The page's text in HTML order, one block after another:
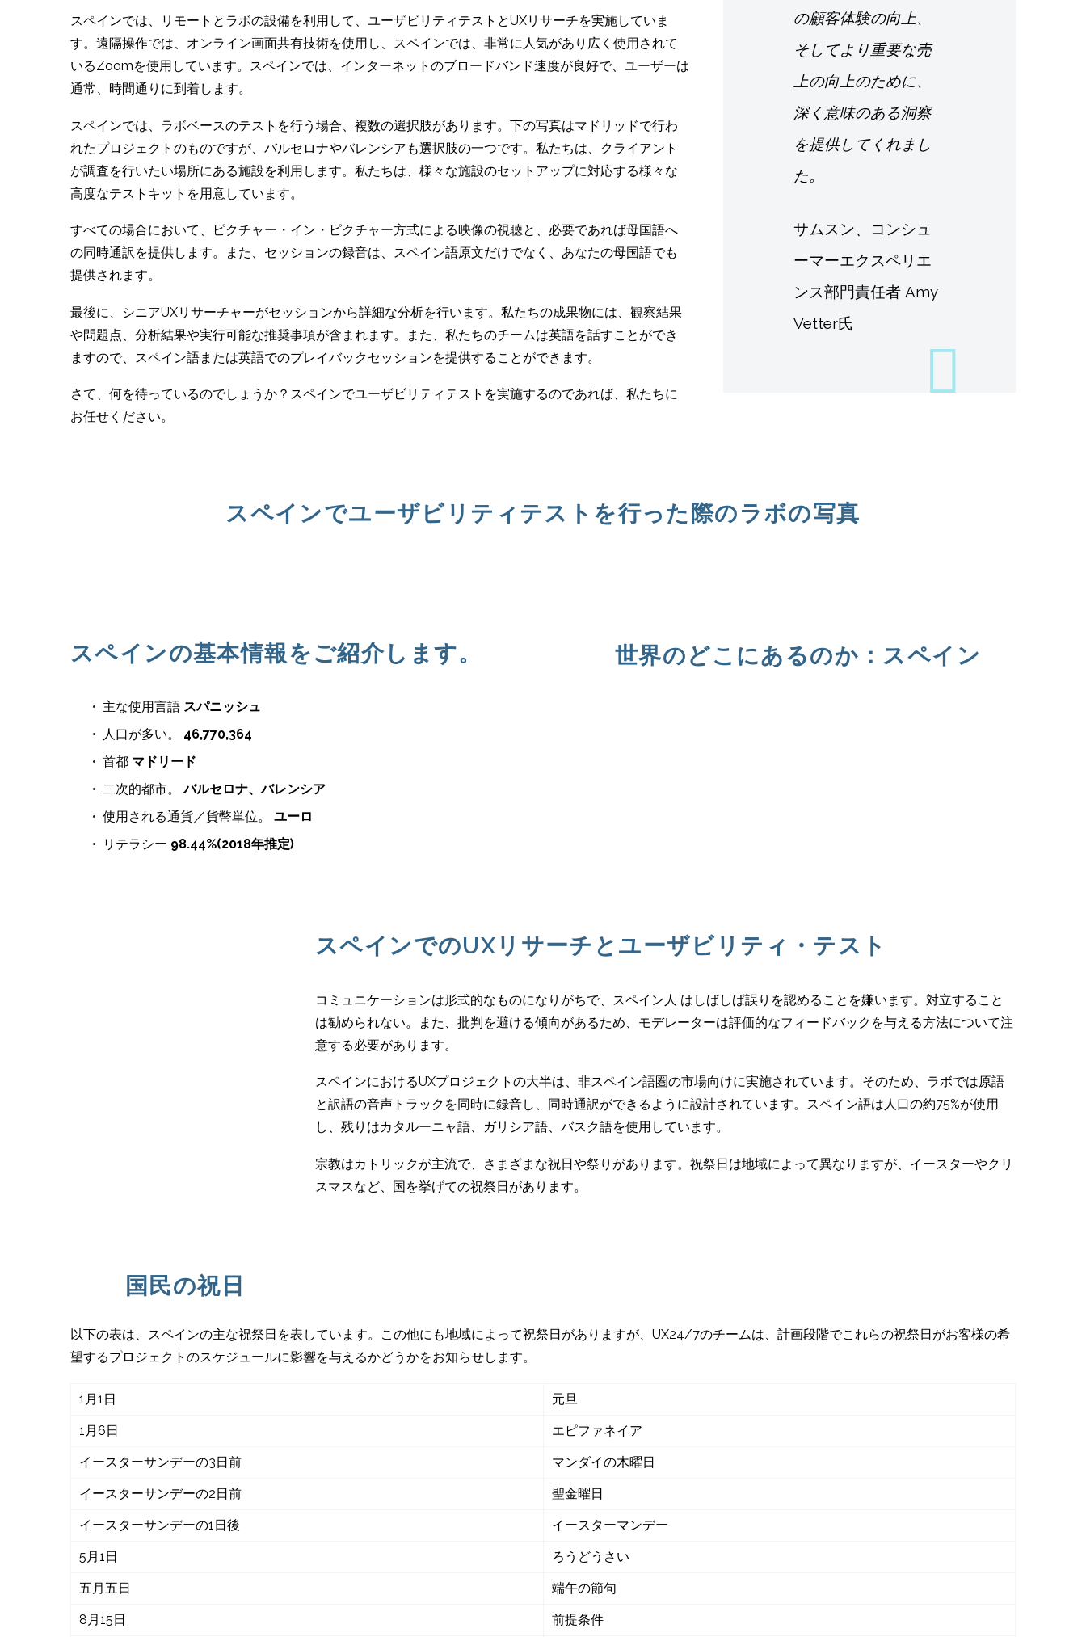
スペインでは、リモートとラボの設備を利用して、ユーザビリティテストとUXリサーチを実施していま
す。遠隔操作では、オンライン画面共有技術を使用し、スペインでは、非常に人気があり広く使用されて
いるZoomを使用しています。スペインでは、インターネットのブロードバンド速度が良好で、ユーザーは
通常、時間通りに到着します。
スペインでは、ラボベースのテストを行う場合、複数の選択肢があります。下の写真はマドリッドで行わ
れたプロジェクトのものですが、バルセロナやバレンシアも選択肢の一つです。私たちは、クライアント
が調査を行いたい場所にある施設を利用します。私たちは、様々な施設のセットアップに対応する様々な
高度なテストキットを用意しています。
すべての場合において、ピクチャー・イン・ピクチャー方式による映像の視聴と、必要であれば母国語へ
の同時通訳を提供します。また、セッションの録音は、スペイン語原文だけでなく、あなたの母国語でも
提供されます。
最後に、シニアUXリサーチャーがセッションから詳細な分析を行います。私たちの成果物には、観察結果
や問題点、分析結果や実行可能な推奨事項が含まれます。また、私たちのチームは英語を話すことができ
ますので、スペイン語または英語でのプレイバックセッションを提供することができます。
さて、何を待っているのでしょうか？スペインでユーザビリティテストを実施するのであれば、私たちに
お任せください。
の顧客体験の向上、
そしてより重要な売
上の向上のために、
深く意味のある洞察
を提供してくれまし
た。
サムスン、コンシュ
ーマーエクスペリエ
ンス部門責任者 Amy
Vetter氏
スペインでユーザビリティテストを行った際のラボの写真
スペインの基本情報をご紹介します。
主な使用言語 スパニッシュ
人口が多い。 46,770,364
首都 マドリード
二次的都市。バルセロナ、バレンシア
使用される通貨／貨幣単位。 ユーロ
リテラシー 98.44%(2018年推定)
世界のどこにあるのか：スペイン
スペインでのUXリサーチとユーザビリティ・テスト
コミュニケーションは形式的なものになりがちで、スペイン人 はしばしば誤りを認めることを嫌います。対立すること
は勧められない。また、批判を避ける傾向があるため、モデレーターは評価的なフィードバックを与える方法について注
意する必要があります。
スペインにおけるUXプロジェクトの大半は、非スペイン語圏の市場向けに実施されています。そのため、ラボでは原語
と訳語の音声トラックを同時に録音し、同時通訳ができるように設計されています。スペイン語は人口の約75%が使用
し、残りはカタルーニャ語、ガリシア語、バスク語を使用しています。
宗教はカトリックが主流で、さまざまな祝日や祭りがあります。祝祭日は地域によって異なりますが、イースターやクリ
スマスなど、国を挙げての祝祭日があります。
国民の祝日
以下の表は、スペインの主な祝祭日を表しています。この他にも地域によって祝祭日がありますが、UX24/7のチームは、計画段階でこれらの祝祭日がお客様の希
望するプロジェクトのスケジュールに影響を与えるかどうかをお知らせします。
1月1日 元旦
1月6日 エピファネイア
イースターサンデーの3日前 マンダイの木曜日
イースターサンデーの2日前 聖金曜日
イースターサンデーの1日後 イースターマンデー
5月1日 ろうどうさい
五月五日 端午の節句
8月15日 前提条件